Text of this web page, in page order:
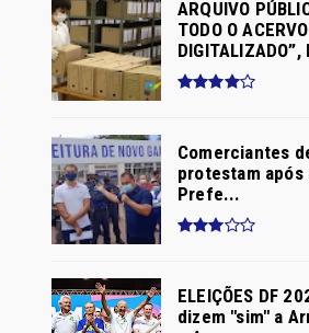
ARQUIVO
TODO O ACERVO
DIGITALIZADO”,
Comerciantes
protestam
Prefe...
ELEIÇÕES DF
dizem "sim" a